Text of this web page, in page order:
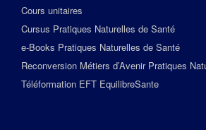
Cours unitaires
Cursus Pratiques Naturelles de Santé
e-Books Pratiques Naturelles de Santé
Reconversion Métiers d’Avenir Pratiques
Téléformation EFT EquilibreSante